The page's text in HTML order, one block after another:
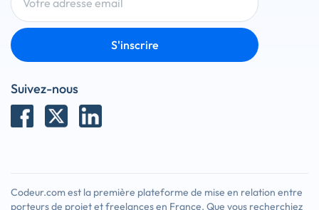
S'inscrire
Suivez-nous
Codeur.com est la première plateforme de mise en relation entre
porteurs de projet et freelances en France. Que vous recherchiez